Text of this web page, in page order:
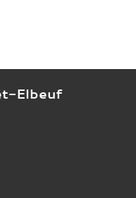
Elbeuf